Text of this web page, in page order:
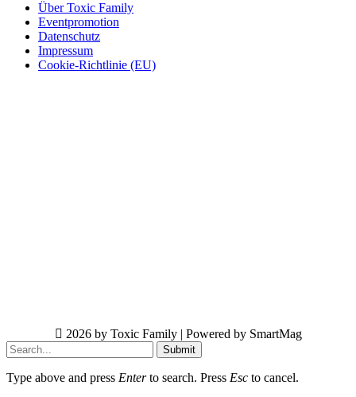
Über Toxic Family
Eventpromotion
Datenschutz
Impressum
Cookie-Richtlinie (EU)
2026 by Toxic Family | Powered by SmartMag
Submit
Type above and press Enterto search. Press Esc to cancel.